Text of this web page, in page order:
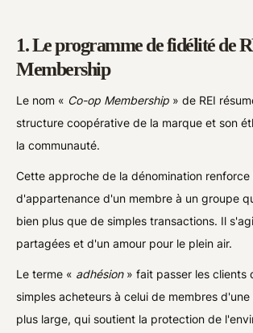
1. Le programme de fidélité de
Membership
Le nom « Co-op Membership » de REI
structure coopérative de la marque et son
la communauté.
Cette approche de la dénomination renforce
d'appartenance d'un membre à un groupe
bien plus que de simples transactions. Il
partagées et d'un amour pour le plein air.
Le terme « adhésion» fait passer les clients
simples acheteurs à celui de membres
plus large, qui soutient la protection de